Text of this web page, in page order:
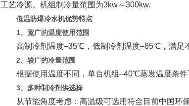
工艺冷源。机组制冷量范围为3kw～300kw.
低温防爆冷水机优势特点
1、宽广的温度使用范围
高制冷剂温度–35℃，低制冷剂温度–85℃，满足
2、较广的冷量范围
根据使用温度不同，单台机组–40℃蒸发温度条件
3、多种制冷剂供选择
从节能角度考虑：高温级可选用符合目前中国环